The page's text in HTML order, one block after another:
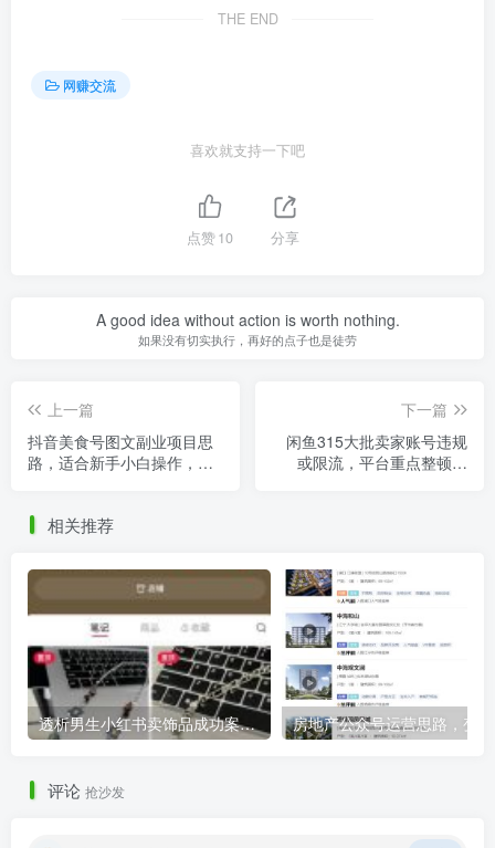
THE END
网赚交流
喜欢就支持一下吧
点赞10 分享
A good idea without action is worth nothing.
如果没有切实执行，再好的点子也是徒劳
上一篇
抖音美食号图文副业项目思
路，适合新手小白操作，玩
下一篇
闲鱼315大批卖家账号违规
或限流，平台重点整顿方
相关推荐
透析男生小红书卖饰品成功案例：，4001粉丝、5.4万赞，全职兼职且可复制！
评论 抢沙发